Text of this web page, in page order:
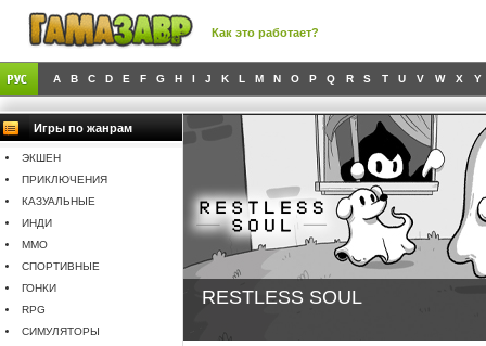
Как это работает?
A B C D E F G H I J K L M N O P Q R S T U V W X Y
Игры по жанрам
ЭКШЕН
ПРИКЛЮЧЕНИЯ
КАЗУАЛЬНЫЕ
ИНДИ
MMO
СПОРТИВНЫЕ
ГОНКИ
RPG
СИМУЛЯТОРЫ
RESTLESS SOUL